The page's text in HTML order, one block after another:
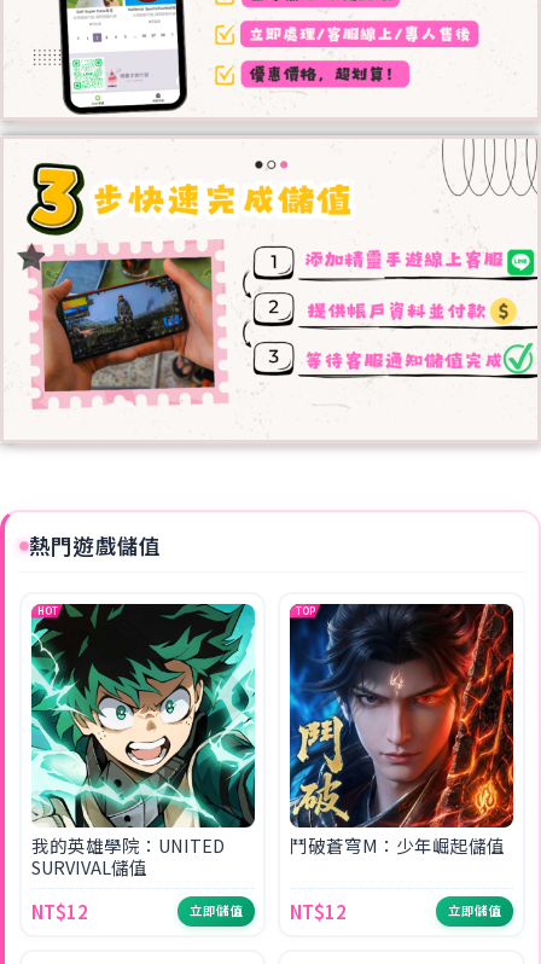
熱門遊戲儲值
HOT
我的英雄學院：UNITED
SURVIVAL儲值
NT$12
立即儲值
TOP
鬥破蒼穹M：少年崛起儲值
NT$12 立即儲值